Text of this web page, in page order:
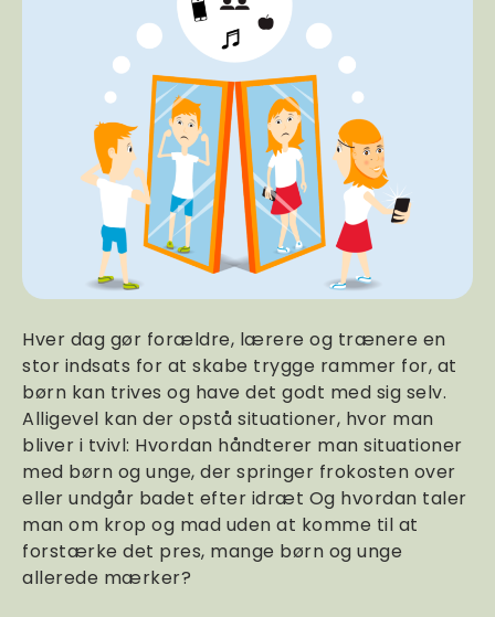
Hver dag gør forældre, lærere og trænere en
stor indsats for at skabe trygge rammer for, at
børn kan trives og have det godt med sig selv.
Alligevel kan der opstå situationer, hvor man
bliver i tvivl: Hvordan håndterer man situationer
med børn og unge, der springer frokosten over
eller undgår badet efter idræt Og hvordan taler
man om krop og mad uden at komme til at
forstærke det pres, mange børn og unge
allerede mærker?